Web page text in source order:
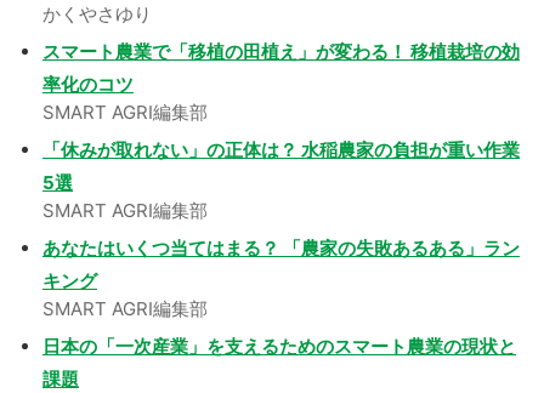
かくやさゆり
スマート農業で「移植の田植え」が変わる！ 移植栽培の効
率化のコツ
SMART AGRI編集部
「休みが取れない」の正体は？ 水稲農家の負担が重い作業
5選
SMART AGRI編集部
あなたはいくつ当てはまる？ 「農家の失敗あるある」ラン
キング
SMART AGRI編集部
日本の「一次産業」を支えるためのスマート農業の現状と
課題